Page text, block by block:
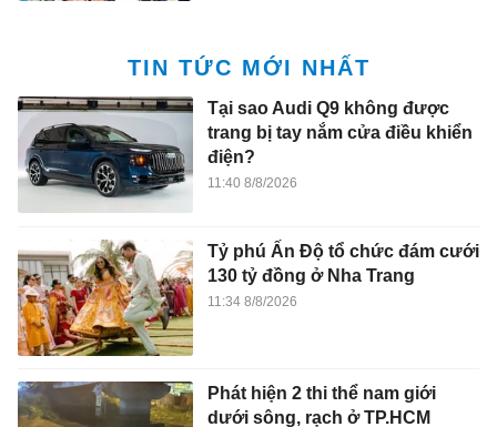
TIN TỨC MỚI NHẤT
Tại sao Audi Q9 không được
trang bị tay nắm cửa điều khiển
điện?
11:40 8/8/2026
Tỷ phú Ấn Độ tổ chức đám cưới
130 tỷ đồng ở Nha Trang
11:34 8/8/2026
Phát hiện 2 thi thể nam giới
dưới sông, rạch ở TP.HCM